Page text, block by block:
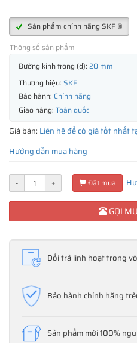
Sản phẩm chính hãng SKF ®
Thông số sản phẩm
Đường kính trong (d): 20 mm
Thương hiệu: SKF
Bảo hành: Chính hãng
Giao hàng: Toàn quốc
Giá bán: Liên hệ để có giá tốt nhất
Hướng dẫn mua hàng
- + Đặt mua
GỌI
Đổi trả linh hoạt trong
Bảo hành chính hãng
Sản phẩm mới 100%